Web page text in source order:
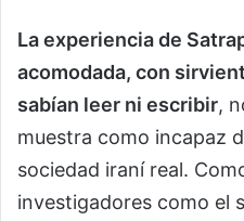
La experiencia de
acomodada, con
sabían leer ni escribir,
muestra como incapaz
sociedad iraní real.
investigadores como el